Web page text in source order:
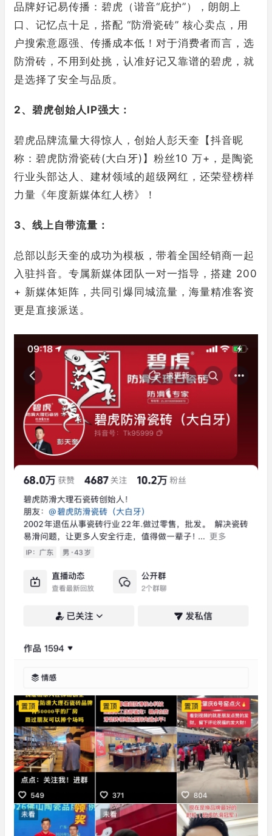
品牌好记易传播：碧虎（谐音“庇护”），朗朗上
口、记忆点十足，搭配 “防滑瓷砖” 核心卖点，用
户搜索意愿强、传播成本低！对于消费者而言，选
防滑砖，不用到处挑，认准好记又靠谱的碧虎，就
是选择了安全与品质。
2、碧虎创始人IP强大：
碧虎品牌流量大得惊人，创始人彭天奎【抖音昵
称：碧虎防滑瓷砖(大白牙)】粉丝10 万+，是陶瓷
行业头部达人、建材领域的超级网红，还荣登榜样
力量《年度新媒体红人榜》！
3、线上自带流量：
总部以彭天奎的成功为模板，带着全国经销商一起
入驻抖音。专属新媒体团队一对一指导，搭建 200
+ 新媒体矩阵，共同引爆同城流量，海量精准客资
更是直接派送。